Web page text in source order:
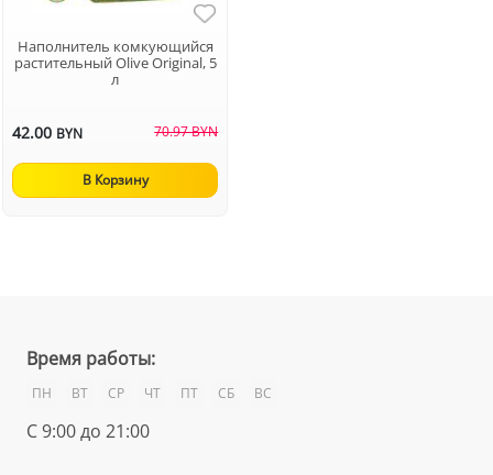
Наполнитель комкующийся
растительный Olive Original, 5
л
42.00 BYN 70.97 BYN
В Корзину
Время работы:
ПН ВТ СР ЧТ ПТ СБ ВС
С 9:00 до 21:00